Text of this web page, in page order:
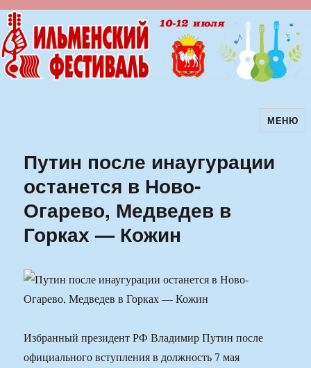
Ильменский фестиваль авторскойМЕНЮ
Путин после инаугурации
останется в Ново-
Огарево, Медведев в
Горках — Кожин
Избранный президент РФ Владимир Путин после
официального вступления в должность 7 мая